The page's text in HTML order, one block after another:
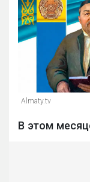
Almaty.tv
В этом